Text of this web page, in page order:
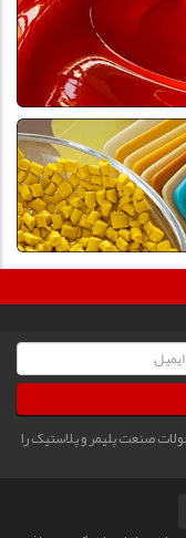
صنعت پلیمر و پلاستیک را